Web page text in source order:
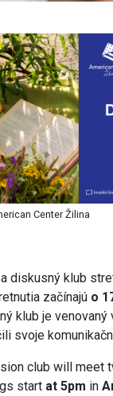
Center Žilina
diskusný klub
začínajú o
klub je
svoje
club will meet
start at 5pm in